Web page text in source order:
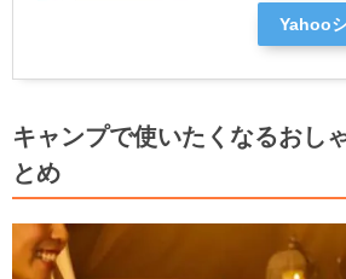
Yahoo
キャンプで使いたくなるおし
とめ